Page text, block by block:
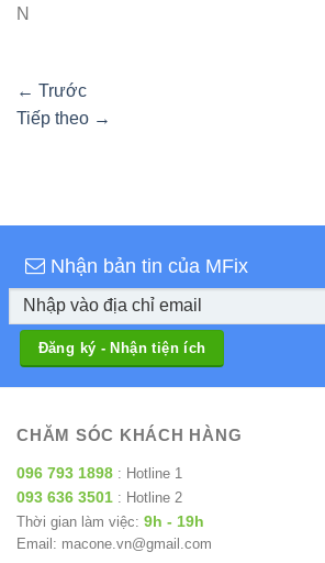
N
← Trước
Tiếp theo →
Nhận bản tin của MFix
CHĂM SÓC KHÁCH HÀNG
096 793 1898 : Hotline 1
093 636 3501 : Hotline 2
Thời gian làm việc: 9h - 19h
Email: macone.vn@gmail.com